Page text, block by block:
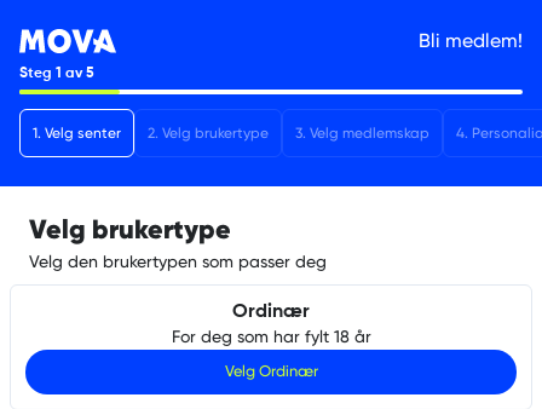
Bli medlem!
Steg 1 av5
1. Velg senter 2. Velg brukertype 3. Velg medlemskap 4.
Velg brukertype
Velg den brukertypen som passer deg
Ordinær
For deg som har fylt 18 år
Velg Ordinær